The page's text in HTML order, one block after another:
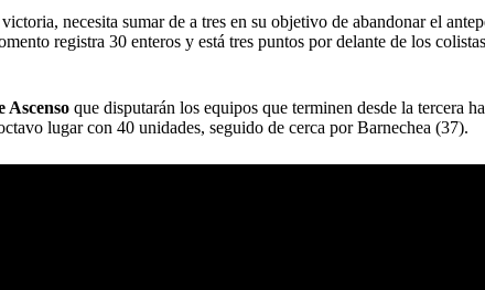
necesita sumar de a tres en su objetivo de abandonar el
registra 30 enteros y está tres puntos por delante de los
Ascenso que disputarán los equipos que terminen desde la tercera
lugar con 40 unidades, seguido de cerca por Barnechea (37).